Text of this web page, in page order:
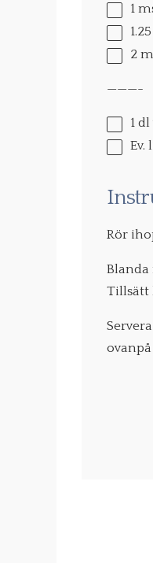
1
1.25
2
———-
1 dl
Ev.
Rör
Tillsätt